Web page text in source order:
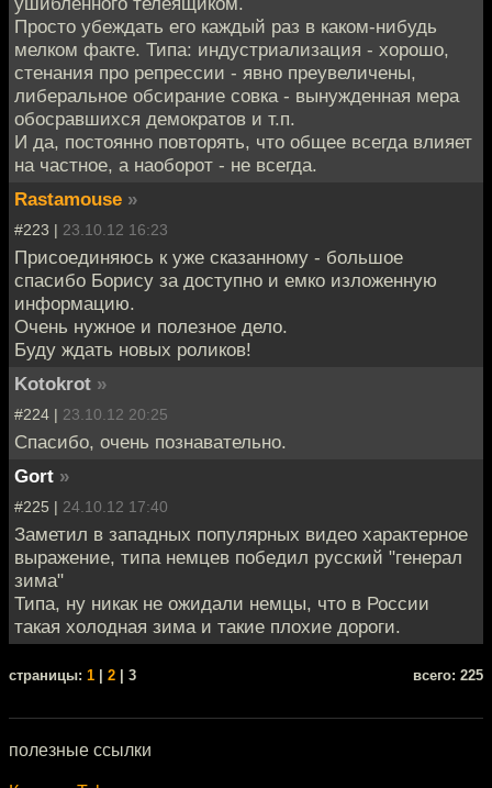
Просто убеждать его каждый раз в каком-нибудь
мелком факте. Типа: индустриализация - хорошо,
стенания про репрессии - явно преувеличены,
либеральное обсирание совка - вынужденная мера
обосравшихся демократов и т.п.
И да, постоянно повторять, что общее всегда влияет
на частное, а наоборот - не всегда.
Rastamouse »
#223 | 23.10.12 16:23
Присоединяюсь к уже сказанному - большое
спасибо Борису за доступно и емко изложенную
информацию.
Очень нужное и полезное дело.
Буду ждать новых роликов!
Kotokrot »
#224 | 23.10.12 20:25
Спасибо, очень познавательно.
Gort »
#225 | 24.10.12 17:40
Заметил в западных популярных видео характерное
выражение, типа немцев победил русский "генерал
зима"
Типа, ну никак не ожидали немцы, что в России
такая холодная зима и такие плохие дороги.
cтраницы: 1 2 | 3 всего: 225
полезные ссылки